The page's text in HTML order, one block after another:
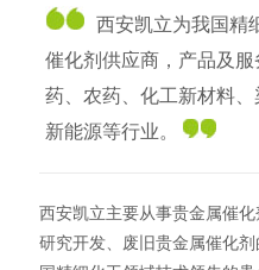
西安凯立为我国精
催化剂供应商，产品及
药、农药、化工新材料
新能源等行业。
西安凯立主要从事贵金属催
研究开发、废旧贵金属催化